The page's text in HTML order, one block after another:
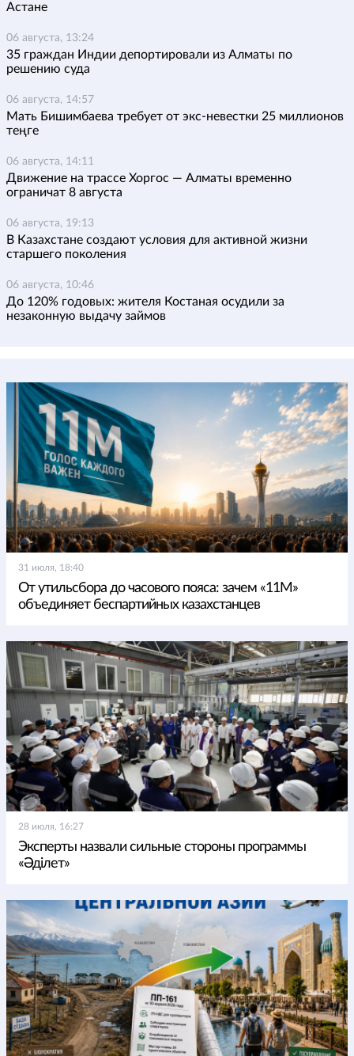
Астане
06 августа, 13:24
35 граждан Индии депортировали из Алматы по
решению суда
06 августа, 14:57
Мать Бишимбаева требует от экс-невестки 25 миллионов
теңге
06 августа, 14:11
Движение на трассе Хоргос — Алматы временно
ограничат 8 августа
06 августа, 19:13
В Казахстане создают условия для активной жизни
старшего поколения
06 августа, 10:46
До 120% годовых: жителя Костаная осудили за
незаконную выдачу займов
31 июля, 18:40
От утильсбора до часового пояса: зачем «11М»
объединяет беспартийных казахстанцев
28 июля, 16:27
Эксперты назвали сильные стороны программы
«Әділет»